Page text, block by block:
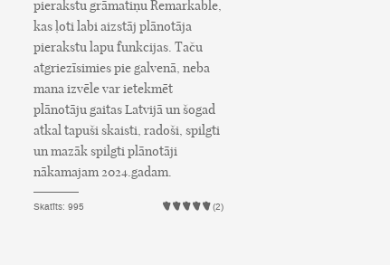
pierakstu grāmatiņu Remarkable,
kas ļoti labi aizstāj plānotāja
pierakstu lapu funkcijas. Taču
atgriezīsimies pie galvenā, neba
mana izvēle var ietekmēt
plānotāju gaitas Latvijā un šogad
atkal tapuši skaisti, radoši, spilgti
un mazāk spilgti plānotāji
nākamajam 2024.gadam.
Skatīts: 995 (2)